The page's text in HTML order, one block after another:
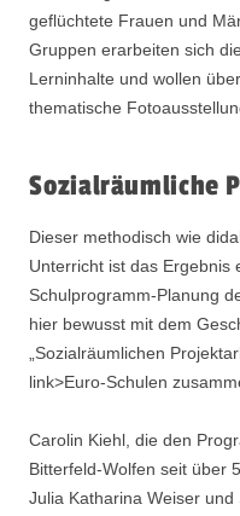
geflüchtete Frauen und
Gruppen erarbeiten sich
Lerninhalte und wollen
thematische
Sozialräumliche
Dieser methodisch wie
Unterricht ist das Ergebnis
Schulprogramm-Planung
hier bewusst mit dem
„Sozialräumlichen
link>Euro-Schulen
Carolin Kiehl, die den
Bitterfeld-Wolfen seit über
Julia Katharina Weiser